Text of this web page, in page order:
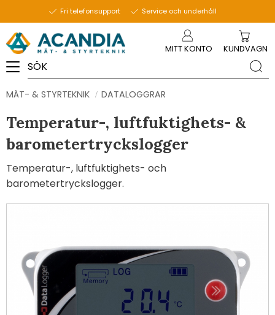
Fri telefonsupport Service och underhåll
MITT KONTO KUNDVAGN
MÄT- & STYRTEKNIK DATALOGGRAR
Temperatur-, luftfuktighets- &
barometertryckslogger
Temperatur-, luftfuktighets- och
barometertryckslogger.